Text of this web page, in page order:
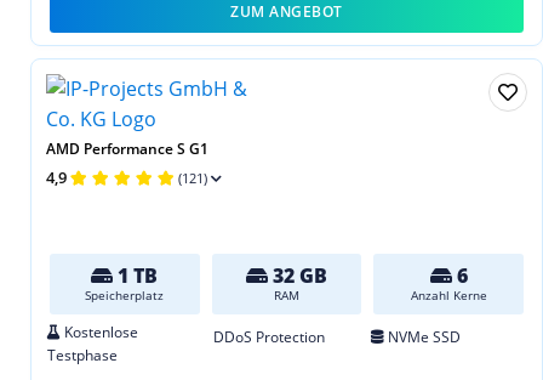
ZUM ANGEBOT
AMD Performance S G1
4,9 (121)
1 TB
Speicherplatz
32 GB
RAM
6
Anzahl Kerne
Kostenlose
Testphase
DDoS Protection NVMe SSD